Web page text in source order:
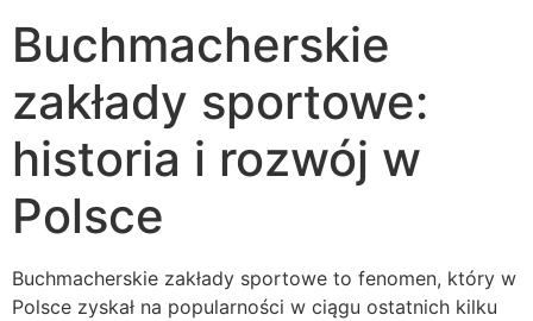
Buchmacherskie
zakłady sportowe:
historia i rozwój w
Polsce
Buchmacherskie zakłady sportowe to fenomen, który w
Polsce zyskał na popularności w ciągu ostatnich kilku